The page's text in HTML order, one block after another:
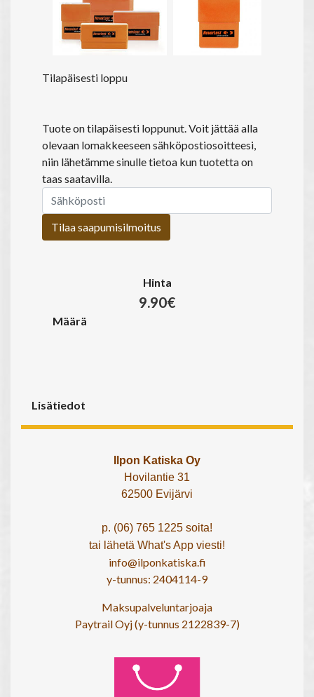
Tilapäisesti loppu
Tuote on tilapäisesti loppunut. Voit jättää alla
olevaan lomakkeeseen sähköpostiosoitteesi,
niin lähetämme sinulle tietoa kun tuotetta on
taas saatavilla.
Tilaa saapumisilmoitus
Hinta
9.90€
Määrä
Lisätiedot
Ilpon Katiska Oy
Hovilantie 31
62500 Evijärvi
p. (06) 765 1225 soita!
tai lähetä What's App viesti!
info@ilponkatiska.fi
y-tunnus: 2404114-9
Maksupalveluntarjoaja
Paytrail Oyj (y-tunnus 2122839-7)